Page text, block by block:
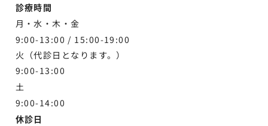
診療時間
月・水・木・金
9:00-13:00 / 15:00-19:00
火（代診日となります。）
9:00-13:00
土
9:00-14:00
休診日